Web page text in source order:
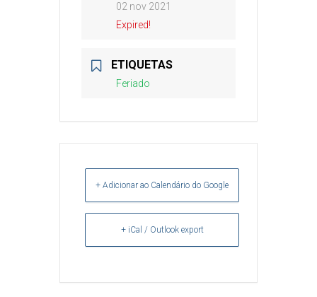
02 nov 2021
Expired!
ETIQUETAS
Feriado
+ Adicionar ao Calendário do Google
+ iCal / Outlook export